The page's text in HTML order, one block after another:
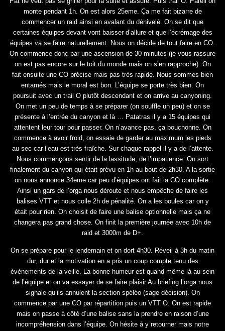
monte pendant 1h. On est alors 25eme. Ça me fait bizarre de
commencer un raid ainsi en avalant du dénivelé. On se dit que
certaines équipes devant vont baisser d’allure et que l’écrémage des
équipes va se faire naturellement. Nous on décide de tout faire en CO.
On commence donc par une ascension de 30 minutes (je vous rassure
on est pas encore sur le toit du monde mais on s’en rapproche). On
fait ensuite une CO précise mais pas très rapide. Nous sommes bien
entamés mais le moral est bon. L’équipe se porte très bien. On
poursuit avec un trail O plutôt descendant et on arrive au canyoning.
On met un peu de temps à se préparer (on souffle un peu) et on se
présente à l’entrée du canyon et là … Patatras il y a 15 équipes qui
attentent leur tour pour passer. On n’avance pas, ça bouchonne. On
commence à avoir froid, on essaie de garder au maximum les pieds
au sec car l’eau est très fraîche. Sur chaque rappel il y a de l’attente.
Nous commençons sentir de la lassitude, de l’impatience. On sort
finalement du canyon qui était prévu en 1h au bout de 2h30. A la sortie
on nous annonce 34eme car peu d’équipes ont fait la CO complète.
Ainsi un gars de l’orga nous déroute et nous empêche de faire les
balises VTT et nous colle 2h de pénalité. On a les boules car on y
était pour rien. On choisit de faire une balise optionnelle mais ça ne
changera pas grand chose. On finit la première journée avec 10h de
raid et 3000m de D+.
On se prépare pour le lendemain et on dort 4h30. Réveil à 3h du matin
dur, dur et la motivation en a pris un coup compte tenu des
événements de la veille. La bonne humeur est quand même là au sein
de l’équipe et on va essayer de se faire plaisir.Au briefing l’orga nous
signale qu’ils annulent la section spéléo (sage décision). On
commence par une CO par répartition puis un VTT O. On est rapide
mais on passe à côté d’une balise sans la prendre en raison d’une
incompréhension dans l’équipe. On hésite à y retourner mais notre